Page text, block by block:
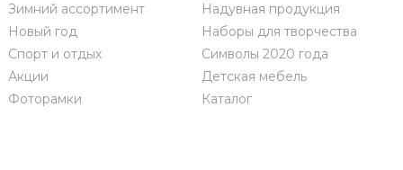
Зимний ассортимент
Новый год
Спорт и отдых
Акции
Фоторамки
Надувная продукция
Наборы для творчества
Символы 2020 года
Детская мебель
Каталог